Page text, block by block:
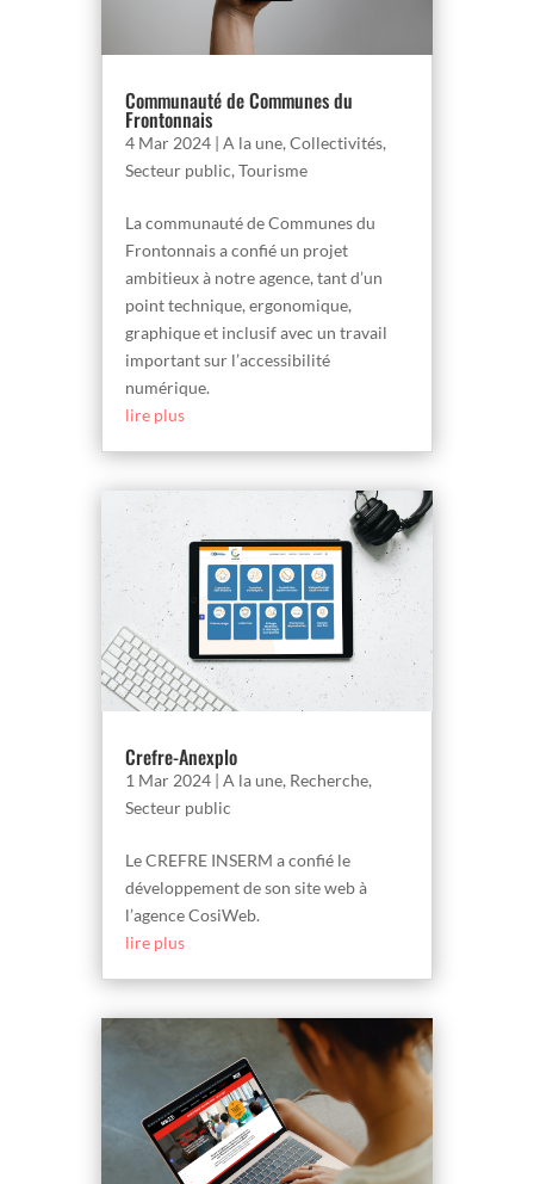
Communauté de Communes du
Frontonnais
4 Mar 2024| A la une, Collectivités,
Secteur public, Tourisme
La communauté de Communes du
Frontonnais a confié un projet
ambitieux à notre agence, tant d’un
point technique, ergonomique,
graphique et inclusif avec un travail
important sur l’accessibilité
numérique.
lire plus
Crefre-Anexplo
1 Mar 2024| A la une, Recherche,
Secteur public
Le CREFRE INSERM a confié le
développement de son site web à
l’agence CosiWeb.
lire plus